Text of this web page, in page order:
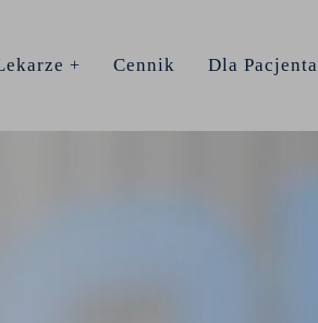
Cennik Dla Pacjenta